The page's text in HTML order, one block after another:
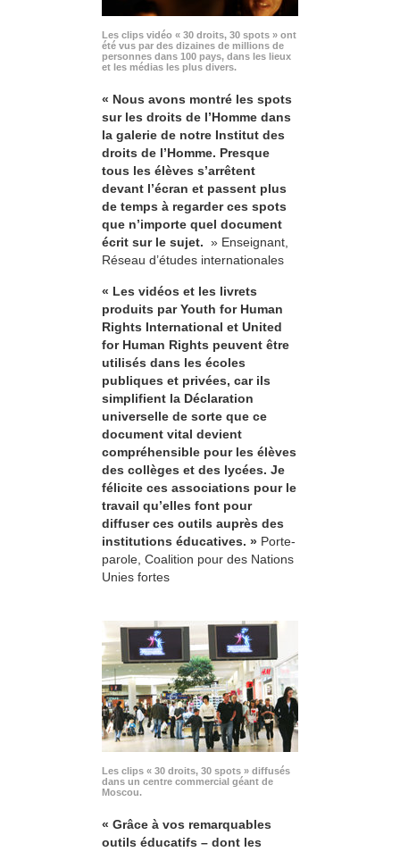
Les clips vidéo « 30 droits, 30 spots » ont
été vus par des dizaines de millions de
personnes dans 100 pays, dans les lieux
et les médias les plus divers.
« Nous avons montré les spots
sur les droits de l’Homme dans
la galerie de notre Institut des
droits de l’Homme. Presque
tous les élèves s’arrêtent
devant l’écran et passent plus
de temps à regarder ces spots
que n’importe quel document
écrit sur le sujet. » Enseignant,
Réseau d’études internationales
« Les vidéos et les livrets
produits par Youth for Human
Rights International et United
for Human Rights peuvent être
utilisés dans les écoles
publiques et privées, car ils
simplifient la Déclaration
universelle de sorte que ce
document vital devient
compréhensible pour les élèves
des collèges et des lycées. Je
félicite ces associations pour le
travail qu’elles font pour
diffuser ces outils auprès des
institutions éducatives. » Porte-
parole, Coalition pour des Nations
Unies fortes
Les clips « 30 droits, 30 spots » diffusés
dans un centre commercial géant de
Moscou.
« Grâce à vos remarquables
outils éducatifs – dont les